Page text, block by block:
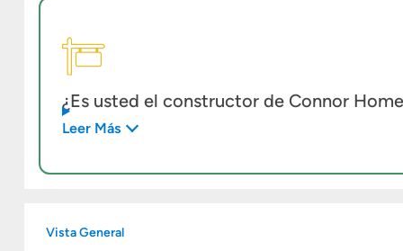
¿Es usted el constructor de Connor
Leer Más
Vista General